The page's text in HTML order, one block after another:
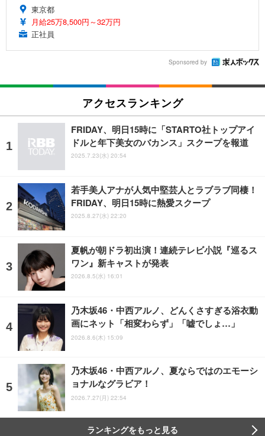
東京都
月給25万8,500円～32万円
正社員
Sponsored by
アクセスランキング
FRIDAY、明日15時に「STARTO社トップアイ
ドルと年下美女のバカンス」スクープを報道
2025.7.23(水) 20:54
若手美人アナが人気中堅芸人とラブラブ同棲！
FRIDAY、明日15時に熱愛スクープ
2025.8.27(水) 22:20
夏帆が朝ドラ初出演！連続テレビ小説『巡るス
ワン』新キャストが発表
2026.8.5(水) 16:01
乃木坂46・中西アルノ、どんくさすぎる浴衣動
画にネット「相変わらず」「嘘でしょ…」
2026.8.6(木) 15:09
乃木坂46・中西アルノ、夏ならではのエモーシ
ョナルなグラビア！
2026.7.27(月) 22:54
ランキングをもっと見る